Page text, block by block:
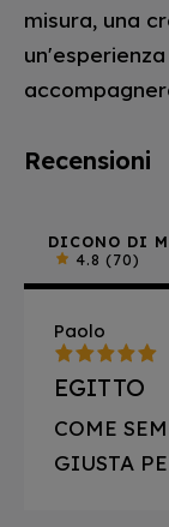
misura, una
Recensioni
DICONO DI
4.8 (70)
Paolo
EGITTO
COME
GIUSTA